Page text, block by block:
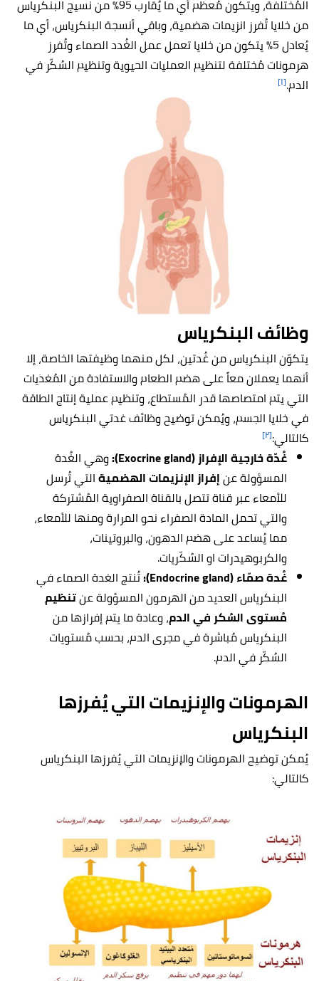
المُختلفة، ويتكون مُعظم أي ما يُقارب 95% من نسيج البنكرياس
من خلايا تُفرز انزيمات هضمية، وباقي أنسجة البنكرياس، أي ما
يُعادل 5% يتكون من خلايا تعمل عمل الغُدد الصماء وتُفرز
هرمونات مُختلفة لتنظيم العمليات الحيوية وتنظيم السُكّر في
الدم.[١]
وظائف البنكرياس
يتكوّن البنكرياس من غُدتين، لكل منهما وظيفتها الخاصة، إلا
أنهما يعملان معاً على هضم الطعام والاستفادة من المُغذيات
التي يتم امتصاصها قدر المُستطاع، وتنظيم عملية إنتاج الطاقة
في خلايا الجسم، ويُمكن توضيح وظائف غدتي البنكرياس
كالتالي:[٢]
غُدّة خارجية الإفراز (Exocrine gland):
وهي الغُدة
المسؤولة عنإفراز الإنزيمات الهضميةالتي تُرسل
للأمعاء عبر قناة تتصل بالقناة الصفراوية المُشتركة
والتي تحمل المادة الصفراء نحو المرارة ومنها للأمعاء،
مما يُساعد على هضم الدهون، والبروتينات،
والكربوهيدرات او السُكّريات.
غُدة صمّاء (Endocrine gland):
تُنتج الغدة الصماء في
البنكرياس العديد من الهرمون المسؤولة عنتنظيم
مُستوى السُكر في الدم، وعادة ما يتم إفرازها من
البنكرياس مُباشرة في مجرى الدم، بحسب مُستويات
السُكّر في الدم.
الهرمونات والإنزيمات التي يُفرزها
البنكرياس
يُمكن توضيح الهرمونات والإنزيمات التي يُفرزها البنكرياس
كالتالي: